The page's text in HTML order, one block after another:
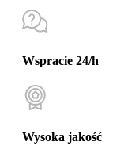
Wspracie 24/h
Wysoka jakość